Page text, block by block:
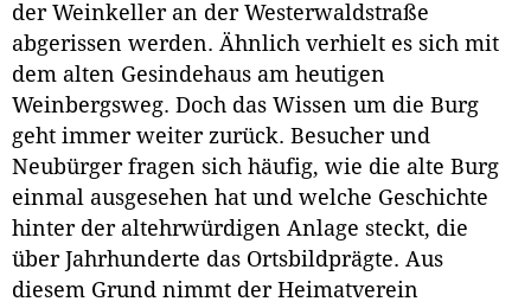
der Weinkeller an der Westerwaldstraße
abgerissen werden. Ähnlich verhielt es sich mit
dem alten Gesindehaus am heutigen
Weinbergsweg. Doch das Wissen um die Burg
geht immer weiter zurück. Besucher und
Neubürger fragen sich häufig, wie die alte Burg
einmal ausgesehen hat und welche Geschichte
hinter der altehrwürdigen Anlage steckt, die
über Jahrhunderte das Ortsbildprägte. Aus
diesem Grund nimmt der Heimatverein